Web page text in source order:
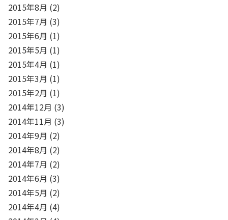
2015年8月 (2)
2015年7月 (3)
2015年6月 (1)
2015年5月 (1)
2015年4月 (1)
2015年3月 (1)
2015年2月 (1)
2014年12月 (3)
2014年11月 (3)
2014年9月 (2)
2014年8月 (2)
2014年7月 (2)
2014年6月 (3)
2014年5月 (2)
2014年4月 (4)